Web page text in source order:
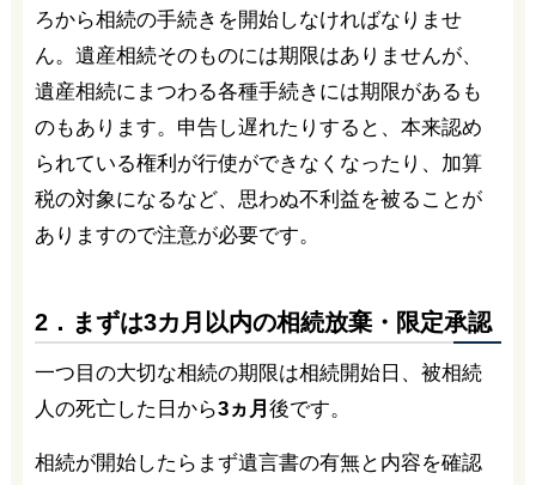
ろから相続の手続きを開始しなければなりませ
ん。遺産相続そのものには期限はありませんが、
遺産相続にまつわる各種手続きには期限があるも
のもあります。申告し遅れたりすると、本来認め
られている権利が行使ができなくなったり、加算
税の対象になるなど、思わぬ不利益を被ることが
ありますので注意が必要です。
2．まずは3カ月以内の相続放棄・限定承認
一つ目の大切な相続の期限は相続開始日、被相続
人の死亡した日から3ヵ月 後です。
相続が開始したらまず遺言書の有無と内容を確認